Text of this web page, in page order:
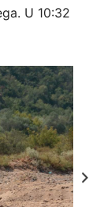
U 10:32